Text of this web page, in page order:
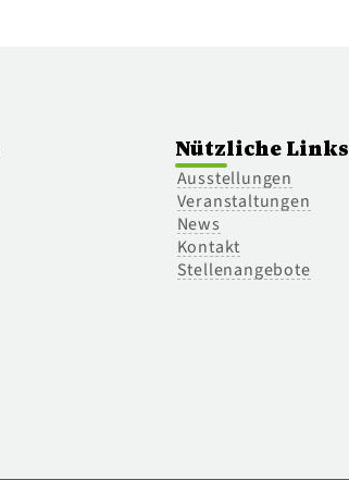
Nützliche Links
Ausstellungen
Veranstaltungen
News
Kontakt
Stellenangebote